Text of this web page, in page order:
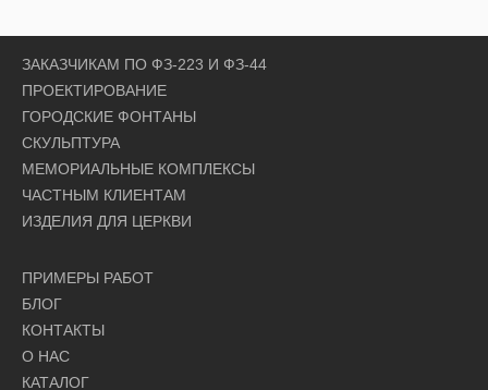
ЗАКАЗЧИКАМ ПО ФЗ-223 И ФЗ-44
ПРОЕКТИРОВАНИЕ
ГОРОДСКИЕ ФОНТАНЫ
СКУЛЬПТУРА
МЕМОРИАЛЬНЫЕ КОМПЛЕКСЫ
ЧАСТНЫМ КЛИЕНТАМ
ИЗДЕЛИЯ ДЛЯ ЦЕРКВИ
ПРИМЕРЫ РАБОТ
БЛОГ
КОНТАКТЫ
О НАС
КАТАЛОГ